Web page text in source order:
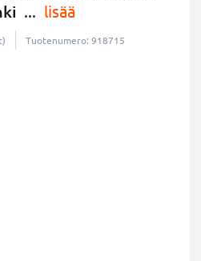
... lisää
Tuotenumero: 918715